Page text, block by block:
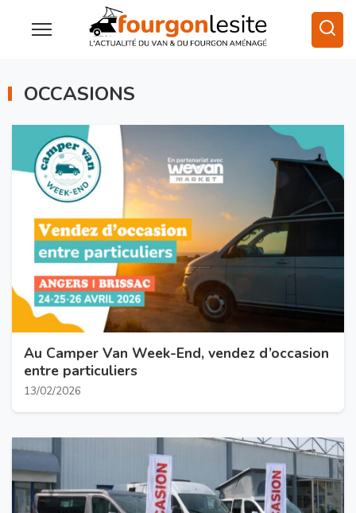
OCCASIONS
Au Camper Van Week-End, vendez d’occasion
entre particuliers
13/02/2026